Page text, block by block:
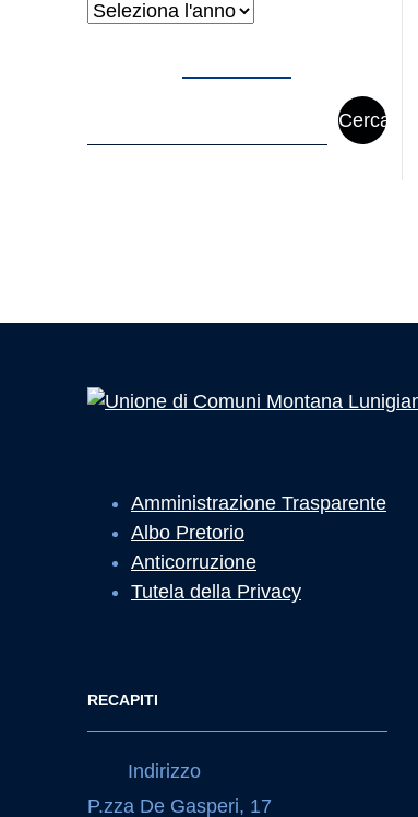
Archivi
Cerca
Amministrazione Trasparente
Albo Pretorio
Anticorruzione
Tutela della Privacy
RECAPITI
Indirizzo
P.zza De Gasperi, 17